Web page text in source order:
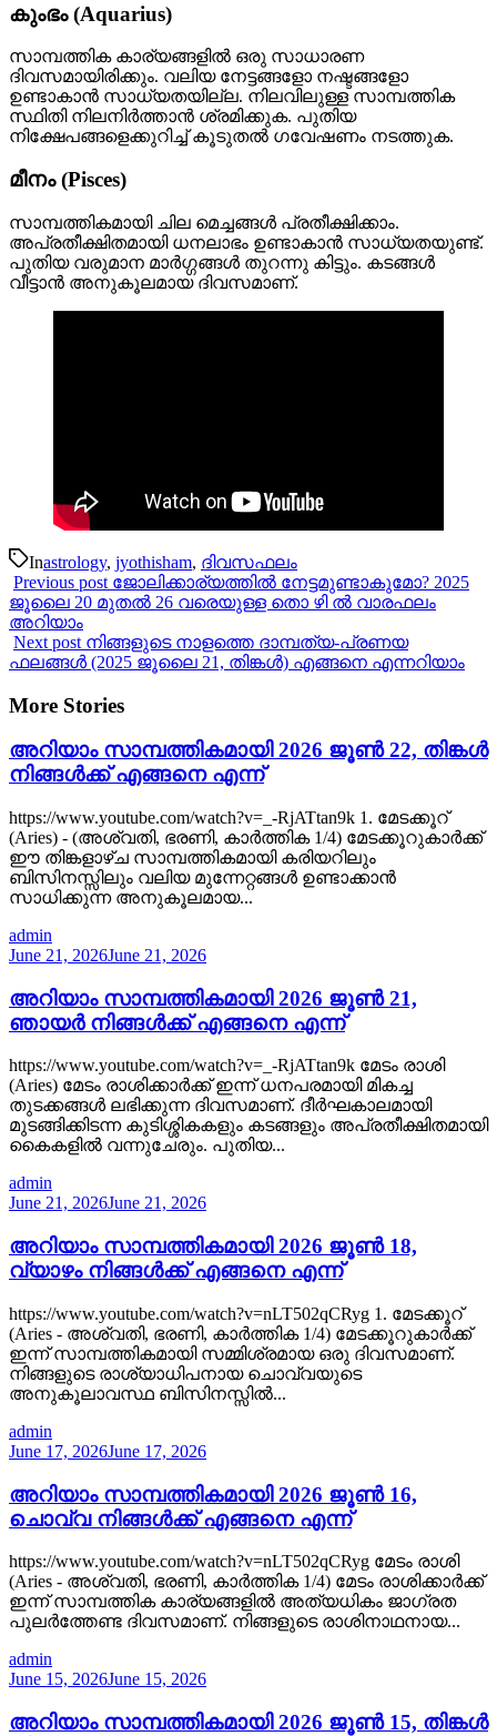
കുംഭം (Aquarius)
സാമ്പത്തിക കാര്യങ്ങളിൽ ഒരു സാധാരണ
ദിവസമായിരിക്കും. വലിയ നേട്ടങ്ങളോ നഷ്ടങ്ങളോ
ഉണ്ടാകാൻ സാധ്യതയില്ല. നിലവിലുള്ള സാമ്പത്തിക
സ്ഥിതി നിലനിർത്താൻ ശ്രമിക്കുക. പുതിയ
നിക്ഷേപങ്ങളെക്കുറിച്ച് കൂടുതൽ ഗവേഷണം നടത്തുക.
മീനം (Pisces)
സാമ്പത്തികമായി ചില മെച്ചങ്ങൾ പ്രതീക്ഷിക്കാം.
അപ്രതീക്ഷിതമായി ധനലാഭം ഉണ്ടാകാൻ സാധ്യതയുണ്ട്.
പുതിയ വരുമാന മാർഗ്ഗങ്ങൾ തുറന്നു കിട്ടും. കടങ്ങൾ
വീട്ടാൻ അനുകൂലമായ ദിവസമാണ്.
Inastrology, jyothisham, ദിവസഫലം
Previous post ജോലിക്കാര്യത്തിൽ നേട്ടമുണ്ടാകുമോ? 2025
ജൂലൈ 20 മുതൽ 26 വരെയുള്ള തൊ ഴി ൽ വാരഫലം
അറിയാം
Next post നിങ്ങളുടെ നാളത്തെ ദാമ്പത്യ-പ്രണയ
ഫലങ്ങൾ (2025 ജൂലൈ 21, തിങ്കൾ) എങ്ങനെ എന്നറിയാം
More Stories
അറിയാം സാമ്പത്തികമായി 2026 ജൂൺ 22, തിങ്കൾ
നിങ്ങൾക്ക് എങ്ങനെ എന്ന്
https://www.youtube.com/watch?v=_-RjATtan9k 1. മേടക്കൂറ്
(Aries) - (അശ്വതി, ഭരണി, കാർത്തിക 1/4) മേടക്കൂറുകാർക്ക്
ഈ തിങ്കളാഴ്ച സാമ്പത്തികമായി കരിയറിലും
ബിസിനസ്സിലും വലിയ മുന്നേറ്റങ്ങൾ ഉണ്ടാക്കാൻ
സാധിക്കുന്ന അനുകൂലമായ...
admin
June 21, 2026June 21, 2026
അറിയാം സാമ്പത്തികമായി 2026 ജൂൺ 21,
ഞായർ നിങ്ങൾക്ക് എങ്ങനെ എന്ന്
https://www.youtube.com/watch?v=_-RjATtan9k മേടം രാശി
(Aries) മേടം രാശിക്കാർക്ക് ഇന്ന് ധനപരമായി മികച്ച
തുടക്കങ്ങൾ ലഭിക്കുന്ന ദിവസമാണ്. ദീർഘകാലമായി
മുടങ്ങിക്കിടന്ന കുടിശ്ശികകളും കടങ്ങളും അപ്രതീക്ഷിതമായി
കൈകളിൽ വന്നുചേരും. പുതിയ...
admin
June 21, 2026June 21, 2026
അറിയാം സാമ്പത്തികമായി 2026 ജൂൺ 18,
വ്യാഴം നിങ്ങൾക്ക് എങ്ങനെ എന്ന്
https://www.youtube.com/watch?v=nLT502qCRyg 1. മേടക്കൂറ്
(Aries - അശ്വതി, ഭരണി, കാർത്തിക 1/4) മേടക്കൂറുകാർക്ക്
ഇന്ന് സാമ്പത്തികമായി സമ്മിശ്രമായ ഒരു ദിവസമാണ്.
നിങ്ങളുടെ രാശ്യാധിപനായ ചൊവ്വയുടെ
അനുകൂലാവസ്ഥ ബിസിനസ്സിൽ...
admin
June 17, 2026June 17, 2026
അറിയാം സാമ്പത്തികമായി 2026 ജൂൺ 16,
ചൊവ്വ നിങ്ങൾക്ക് എങ്ങനെ എന്ന്
https://www.youtube.com/watch?v=nLT502qCRyg മേടം രാശി
(Aries - അശ്വതി, ഭരണി, കാർത്തിക 1/4) മേടം രാശിക്കാർക്ക്
ഇന്ന് സാമ്പത്തിക കാര്യങ്ങളിൽ അത്യധികം ജാഗ്രത
പുലർത്തേണ്ട ദിവസമാണ്. നിങ്ങളുടെ രാശിനാഥനായ...
admin
June 15, 2026June 15, 2026
അറിയാം സാമ്പത്തികമായി 2026 ജൂൺ 15, തിങ്കൾ